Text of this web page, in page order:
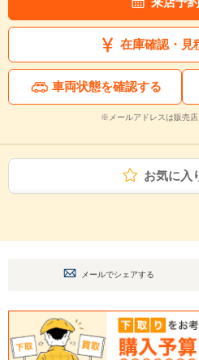
在庫確認・見
車両状態を確認する
※メールアドレスは販売店
お気に入
メールでシェアする